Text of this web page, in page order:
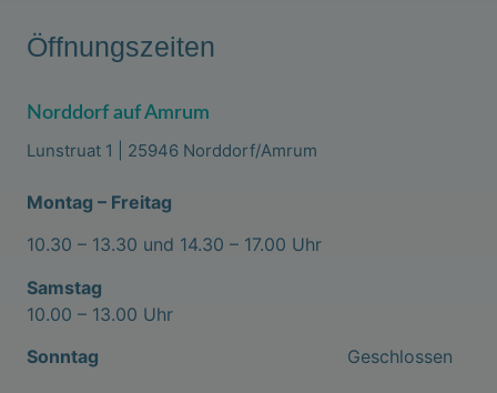
Öffnungszeiten
Norddorf auf Amrum
Lunstruat 1 | 25946 Norddorf/Amrum
Montag – Freitag
10.30 – 13.30 und 14.30 – 17.00 Uhr
Samstag
10.00 – 13.00 Uhr
Sonntag Geschlossen